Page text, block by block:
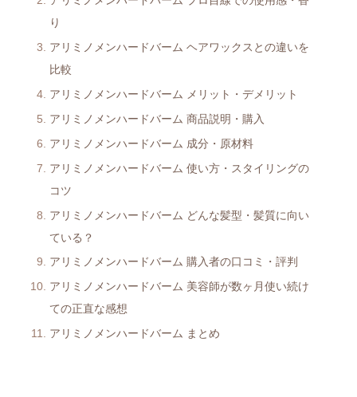
り
アリミノメンハードバーム ヘアワックスとの違いを
比較
アリミノメンハードバーム メリット・デメリット
アリミノメンハードバーム 商品説明・購入
アリミノメンハードバーム 成分・原材料
アリミノメンハードバーム 使い方・スタイリングの
コツ
アリミノメンハードバーム どんな髪型・髪質に向い
ている？
アリミノメンハードバーム 購入者の口コミ・評判
アリミノメンハードバーム 美容師が数ヶ月使い続け
ての正直な感想
アリミノメンハードバーム まとめ